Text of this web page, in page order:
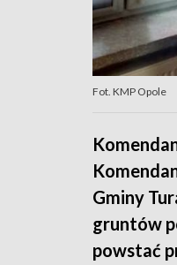
Fot. KMP Opole
Gminy
gruntów
powstać